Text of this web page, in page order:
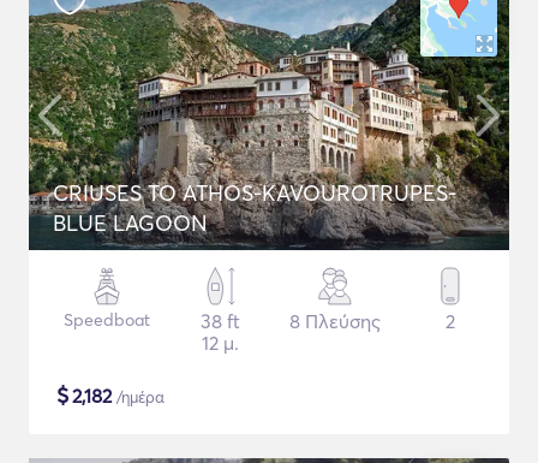
CRIUSES TO ATHOS-KAVOUROTRUPES-
BLUE LAGOON
Speedboat
38 ft
12 μ.
8 Πλεύσης 2
$2,182/ημέρα